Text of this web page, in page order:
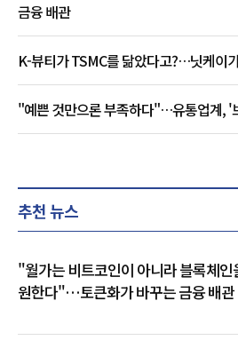
금융 배관
K-뷰티가 TSMC를 닮았다고?…닛케이
"예쁜 것만으론 부족하다"…유통업계, '
추천 뉴스
"월가는 비트코인이 아니라 블록체인
원한다"…토큰화가 바꾸는 금융 배관